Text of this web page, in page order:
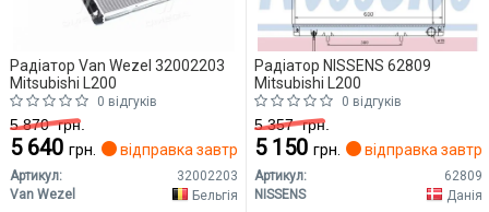
Радіатор Van Wezel 32002203
Mitsubishi L200
0 відгуків
5 870грн.
5 640 грн. відправка завтра
Артикул:
32002203
Van Wezel
Бельгія
Радіатор NISSENS 62809
Mitsubishi L200
0 відгуків
5 357грн.
5 150 грн. відправка
Артикул:
62809
NISSENS
Данія